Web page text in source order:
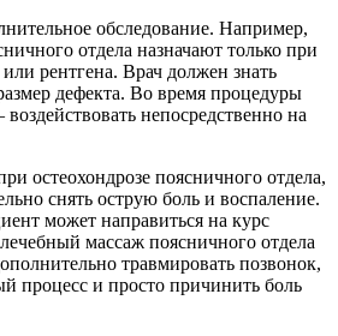
обследование. Например,
отдела назначают только при
рентгена. Врач должен знать
дефекта. Во время процедуры
непосредственно на
остеохондрозе поясничного отдела,
снять острую боль и воспаление.
может направиться на курс
массаж поясничного отдела
травмировать позвонок,
процесс и просто причинить боль